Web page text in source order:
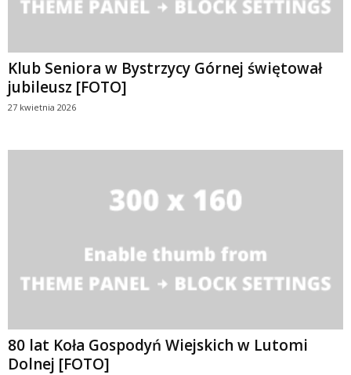
Klub Seniora w Bystrzycy Górnej świętował
jubileusz [FOTO]
27 kwietnia 2026
80 lat Koła Gospodyń Wiejskich w Lutomi
Dolnej [FOTO]